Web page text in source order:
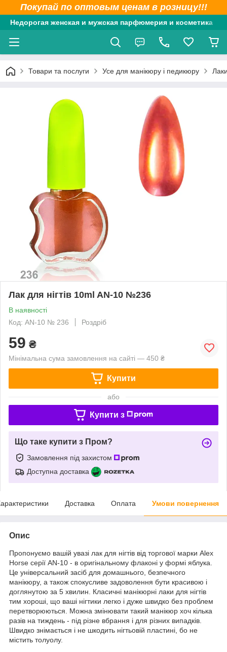
Покупай по оптовым ценам в розницу!!!
Недорогая женская и мужская парфюмерия и косметика
Товари та послуги Усе для манікюру і педикюру
Лак для нігтів 10ml AN-10 №236
В наявності
Код: AN-10 № 236
Роздріб
59 ₴
Мінімальна сума замовлення на сайті — 450 ₴
Купити
або
Купити з
Що таке купити з Пром?
Замовлення під захистом
Доступна доставка
Доставка Оплата Умови повернення
Опис
Пропонуємо вашій увазі лак для нігтів від торгової марки Alex
Horse серії AN-10 - в оригінальному флаконі у формі яблука.
Це універсальний засіб для домашнього, безпечного
манікюру, а також спокусливе задоволення бути красивою і
доглянутою за 5 хвилин. Класичні манікюрні лаки для нігтів
тим хороші, що ваші нігтики легко і дуже швидко без проблем
перетворюються. Можна змінювати такий манікюр хоч кілька
разів на тиждень - під різне вбрання і для різних випадків.
Швидко знімається і не шкодить нігтьовій пластині, бо не
містить толуолу.